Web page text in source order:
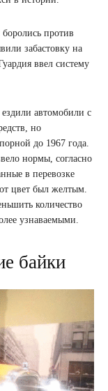
против
забастовку на
ввел систему
автомобили с
но
до 1967 года.
нормы, согласно
в перевозке
цвет был желтым.
количество
узнаваемыми.
байки